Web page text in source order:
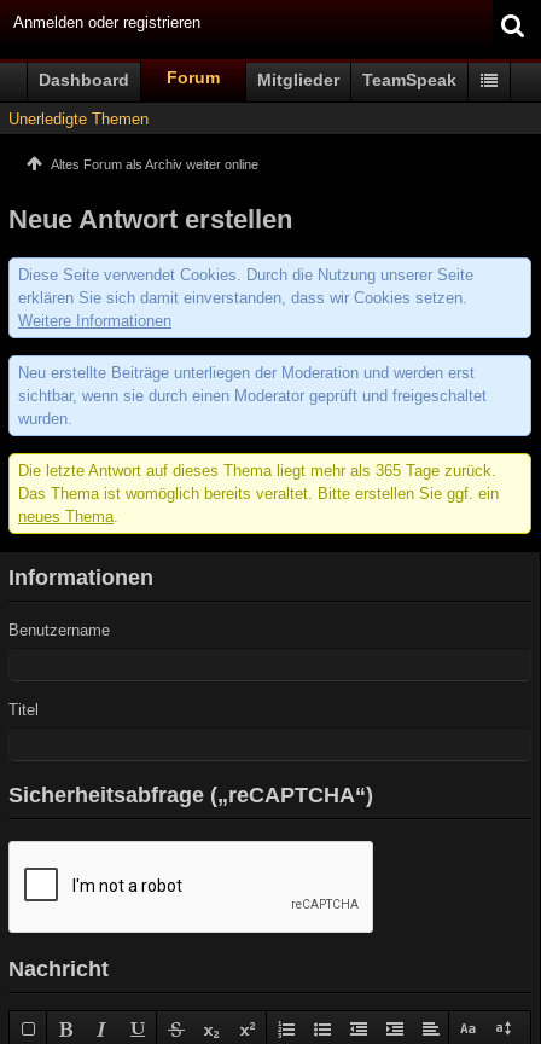
Anmelden oder registrieren
Dashboard Forum Mitglieder TeamSpeak
Unerledigte Themen
Altes Forum als Archiv weiter online
Neue Antwort erstellen
Diese Seite verwendet Cookies. Durch die Nutzung unserer Seite
erklären Sie sich damit einverstanden, dass wir Cookies setzen.
Weitere Informationen
Neu erstellte Beiträge unterliegen der Moderation und werden erst
sichtbar, wenn sie durch einen Moderator geprüft und freigeschaltet
wurden.
Die letzte Antwort auf dieses Thema liegt mehr als 365 Tage zurück.
Das Thema ist womöglich bereits veraltet. Bitte erstellen Sie ggf. ein
neues Thema.
Informationen
Benutzername
Titel
Sicherheitsabfrage („reCAPTCHA“)
Nachricht